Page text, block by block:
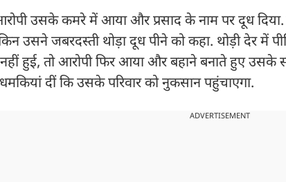
उसके कमरे में आया और प्रसाद के नाम पर दूध दिया.
उसने जबरदस्ती थोड़ा दूध पीने को कहा. थोड़ी देर में
हुई, तो आरोपी फिर आया और बहाने बनाते हुए उसके
दीं कि उसके परिवार को नुकसान पहुंचाएगा.
ADVERTISEMENT